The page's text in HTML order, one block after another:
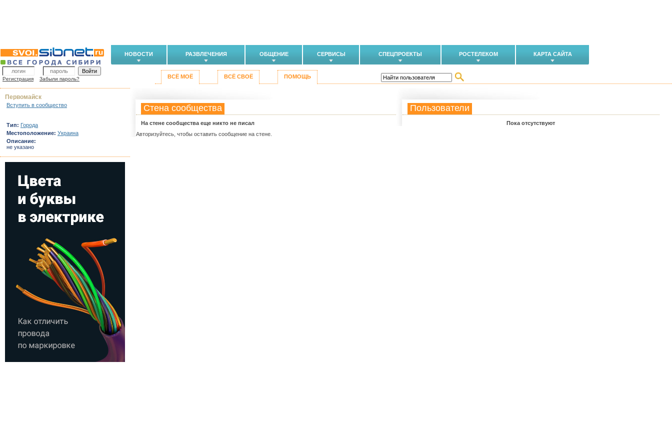
НОВОСТИ РАЗВЛЕЧЕНИЯ ОБЩЕНИЕ СЕРВИСЫ СПЕЦПРОЕКТЫ РОСТЕЛЕКОМ КАРТА САЙТА
Регистрация Забыли пароль? ВСЁ МОЁ ВСЁ СВОЁ ПОМОЩЬ
Стена сообщества
На стене сообщества еще никто не писал
Авторизуйтесь, чтобы оставить сообщение на стене.
Пользователи
Пока отсутствуют
Первомайск
Вступить в сообщество
Тип: Города
Местоположение: Украина
Описание:
не указано